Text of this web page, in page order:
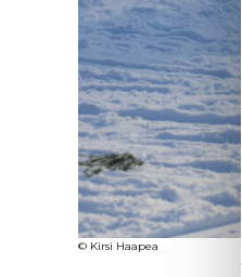
© Kirsi Haapea